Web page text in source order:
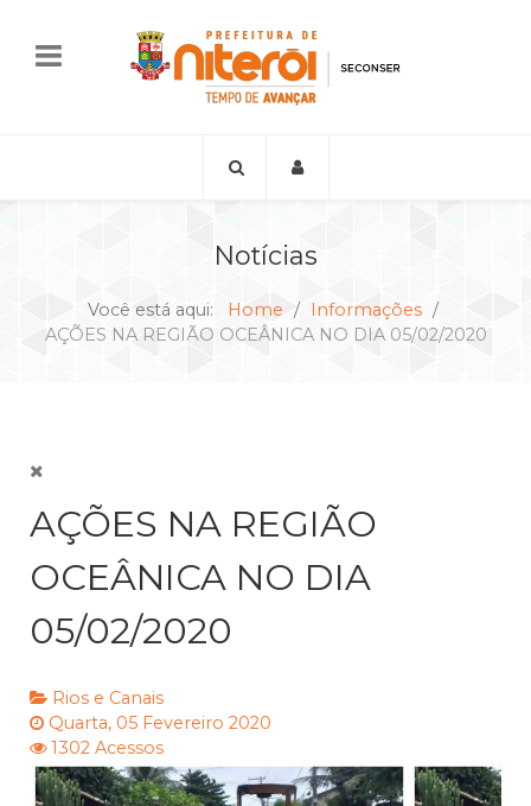
Notícias
Você está aqui: Home
Informações
AÇÕES NA REGIÃO OCEÂNICA NO DIA 05/02/2020
AÇÕES NA REGIÃO
OCEÂNICA NO DIA
05/02/2020
Rios e Canais
Quarta, 05 Fevereiro 2020
1302 Acessos